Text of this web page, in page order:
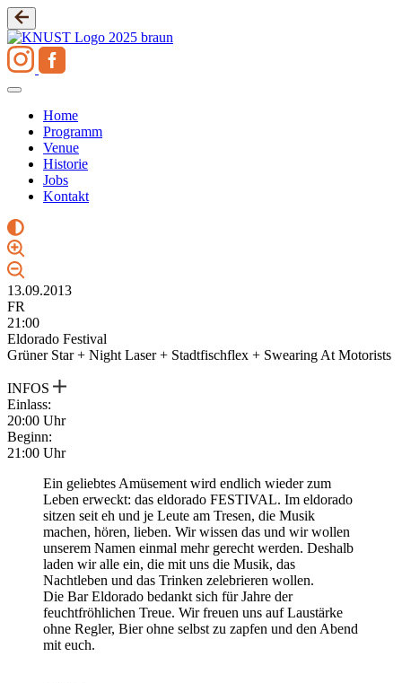
Zum
Inhalt
springen
Home
Programm
Venue
Historie
Jobs
Kontakt
13.09.2013
FR
21:00
Eldorado Festival
Grüner Star + Night Laser + Stadtfischflex + Swearing At Motorists
INFOS
Einlass:
20:00 Uhr
Beginn:
21:00 Uhr
Ein geliebtes Amüsement wird endlich wieder zum
Leben erweckt: das eldorado FESTIVAL. Im eldorado
sitzen seit eh und je Leute am Tresen, die Musik
machen, hören, lieben. Wir wissen das und wir wollen
unserem Namen einmal mehr gerecht werden. Deshalb
laden wir alle ein, die mit uns die Musik, das
Nachtleben und das Trinken zelebrieren wollen.
Die Bar Eldorado bedankt sich für Jahre der
feuchtfröhlichen Treue. Wir freuen uns auf Laustärke
ohne Regler, Bier ohne selbst zu zapfen und den Abend
mit euch.